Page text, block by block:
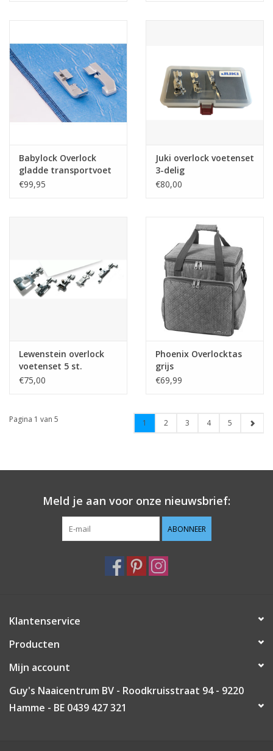
Babylock Overlock
gladde transportvoet
€99,95
Juki overlock voetenset
3-delig
€80,00
Lewenstein overlock
voetenset 5 st.
€75,00
Phoenix Overlocktas
grijs
€69,99
Pagina 1 van 5 1 2 3 4 5
Meld je aan voor onze nieuwsbrief:
ABONNEER
Klantenservice
Producten
Mijn account
Guy's Naaicentrum BV - Roodkruisstraat 94 - 9220
Hamme - BE 0439 427 321